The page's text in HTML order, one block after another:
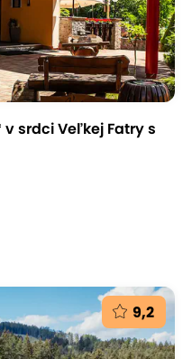
srdci Veľkej Fatry s
9,2